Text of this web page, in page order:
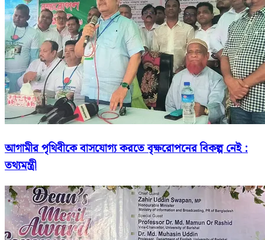
আগামীর পৃথিবীকে বাসযোগ্য করতে বৃক্ষরোপনের বিকল্প নেই :
তথ্যমন্ত্রী